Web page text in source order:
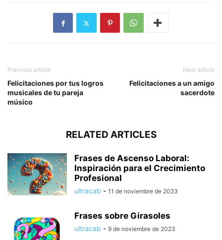
Previous article
Felicitaciones por tus logros
musicales de tu pareja
músico
Next article
Felicitaciones a un amigo
sacerdote
RELATED ARTICLES
Frases de Ascenso Laboral:
Inspiración para el Crecimiento
Profesional
ultracab - 11 de noviembre de 2023
Frases sobre Girasoles
ultracab - 9 de noviembre de 2023